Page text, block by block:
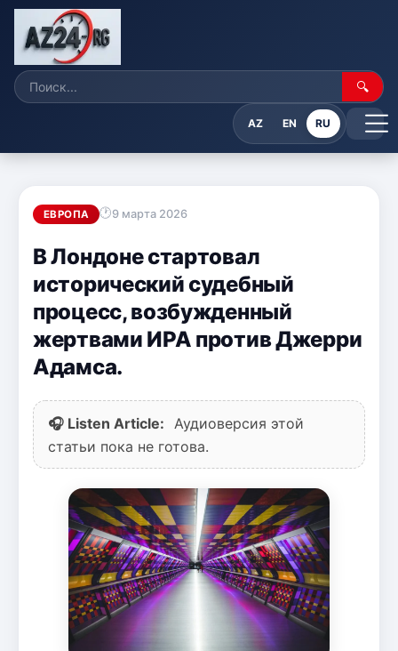
🔍
AZ EN RU
ЕВРОПА 9 марта 2026
В Лондоне стартовал
исторический судебный
процесс, возбужденный
жертвами ИРА против Джерри
Адамса.
🎧 Listen Article:
Аудиоверсия этой
статьи пока не готова.